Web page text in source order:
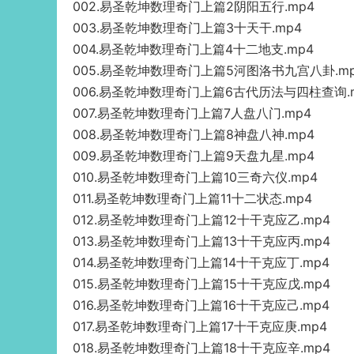
002.易圣乾坤数理奇门上篇2阴阳五行.mp4
003.易圣乾坤数理奇门上篇3十天干.mp4
004.易圣乾坤数理奇门上篇4十二地支.mp4
005.易圣乾坤数理奇门上篇5河图洛书九宫八卦
006.易圣乾坤数理奇门上篇6古代历法与四柱查询
007.易圣乾坤数理奇门上篇7人盘八门.mp4
008.易圣乾坤数理奇门上篇8神盘八神.mp4
009.易圣乾坤数理奇门上篇9天盘九星.mp4
010.易圣乾坤数理奇门上篇10三奇六仪.mp4
011.易圣乾坤数理奇门上篇11十二状态.mp4
012.易圣乾坤数理奇门上篇12十干克应乙.mp4
013.易圣乾坤数理奇门上篇13十干克应丙.mp4
014.易圣乾坤数理奇门上篇14十干克应丁.mp4
015.易圣乾坤数理奇门上篇15十干克应戊.mp4
016.易圣乾坤数理奇门上篇16十干克应己.mp4
017.易圣乾坤数理奇门上篇17十干克应庚.mp4
018.易圣乾坤数理奇门上篇18十干克应辛.mp4